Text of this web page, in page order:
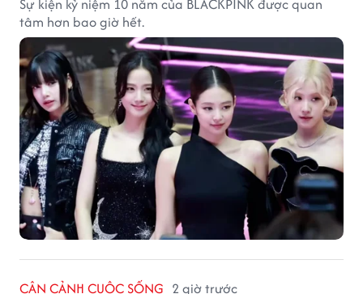
tâm hơn bao giờ hết.
CẬN CẢNH CUỘC SỐNG 2 giờ trước